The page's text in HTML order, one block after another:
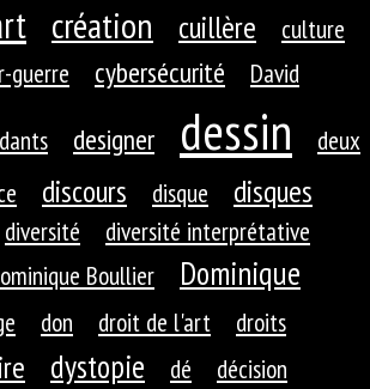
création cuillère
culture
guerre cybersécurité
David
designer dessin
deux
discours disque disques
diversité
diversité interprétative
Boullier
Dominique
don droit de l'art droits
dystopie dé
décision